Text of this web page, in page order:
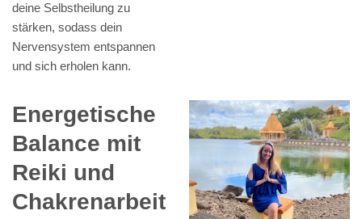
deine Selbstheilung zu
stärken, sodass dein
Nervensystem entspannen
und sich erholen kann.
Energetische
Balance mit
Reiki und
Chakrenarbeit